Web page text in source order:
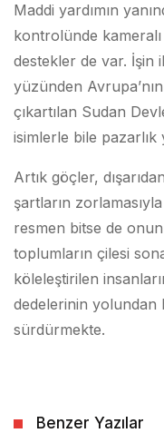
Maddi yardımın
kontrolünde
destekler de var. İşin
yüzünden
çıkartılan Sudan
isimlerle bile pazarlık
Artık göçler,
şartların
resmen bitse de onun
toplumların çilesi
köleleştirilen
dedelerinin
sürdürmekte.
Benzer Yazılar